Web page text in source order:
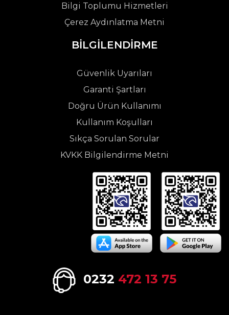
Bilgi Toplumu Hizmetleri
Çerez Aydınlatma Metni
BİLGİLENDİRME
Güvenlik Uyarıları
Garanti Şartları
Doğru Ürün Kullanımı
Kullanım Koşulları
Sıkça Sorulan Sorular
KVKK Bilgilendirme Metni
0232 472 13 75